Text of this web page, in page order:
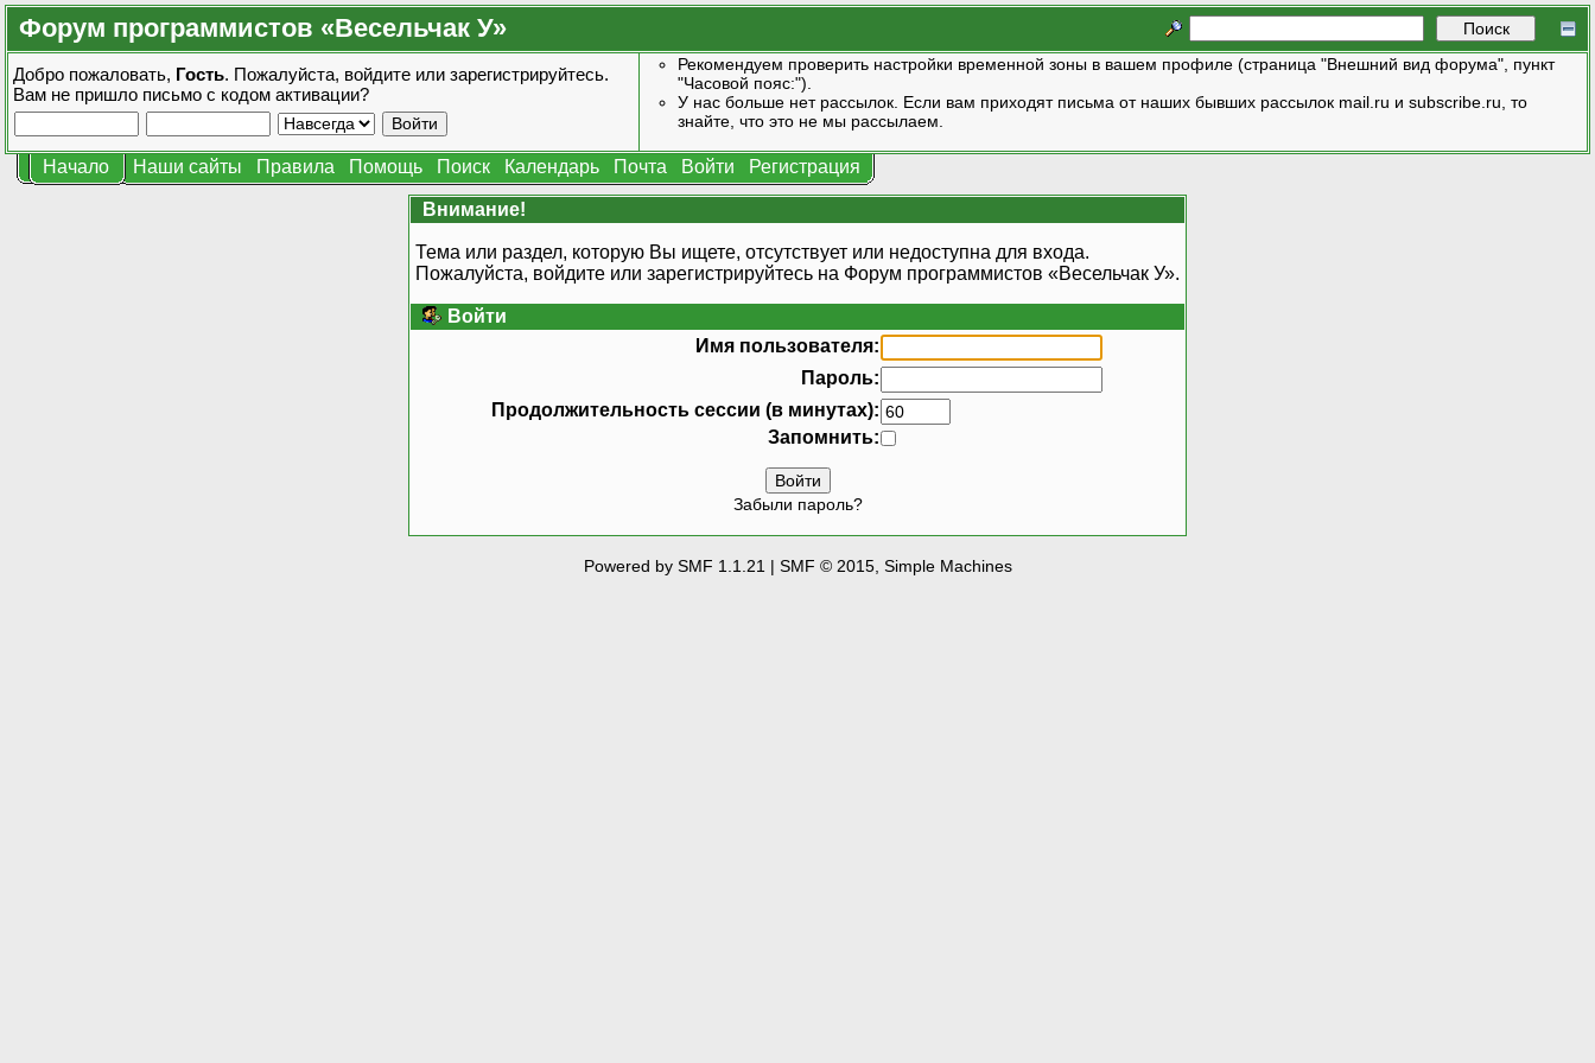
Форум программистов «Весельчак У»
Добро пожаловать, Гость. Пожалуйста, войдите или зарегистрируйтесь.
Вам не пришло письмо с кодом активации?
Рекомендуем проверить настройки временной зоны в вашем профиле (страница "Внешний вид форума", пункт
"Часовой пояс:").
У нас больше нет рассылок. Если вам приходят письма от наших бывших рассылок mail.ru и subscribe.ru, то
знайте, что это не мы рассылаем.
Начало Наши сайты Правила Помощь Поиск Календарь Почта Войти Регистрация
Внимание!
Тема или раздел, которую Вы ищете, отсутствует или недоступна для входа.
Пожалуйста, войдите или зарегистрируйтесь на Форум программистов «Весельчак У».
Войти
Имя пользователя:
Пароль:
Продолжительность сессии (в минутах):
Запомнить:
Забыли пароль?
Powered by SMF 1.1.21| SMF © 2015, Simple Machines